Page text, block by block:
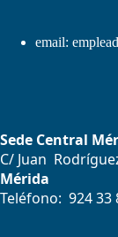
email:
Sede Central
C/ Juan
Mérida
Teléfono: 924 33